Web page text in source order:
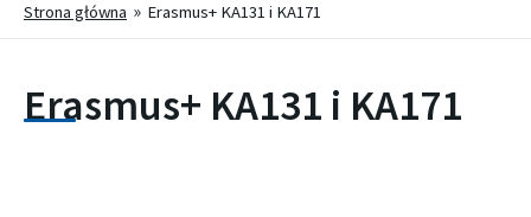
Strona główna Erasmus+ KA131 i KA171
Erasmus+ KA131 i KA171